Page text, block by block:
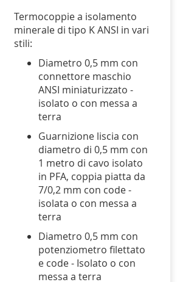
Termocoppie a isolamento
minerale di tipo K ANSI in vari
stili:
Diametro 0,5 mm con
connettore maschio
ANSI miniaturizzato -
isolato o con messa a
terra
Guarnizione liscia con
diametro di 0,5 mm con
1 metro di cavo isolato
in PFA, coppia piatta da
7/0,2 mm con code -
isolata o con messa a
terra
Diametro 0,5 mm con
potenziometro filettato
e code - Isolato o con
messa a terra